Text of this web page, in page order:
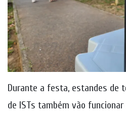
Durante a festa, estandes de
de ISTs também vão